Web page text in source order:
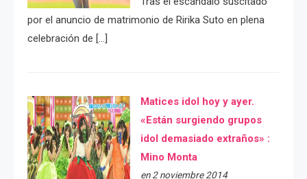
por el anuncio de matrimonio de Ririka Suto en plena
celebración de […]
Matices idol hoy y ayer.
«Están surgiendo grupos
idol demasiado extraños» :
Mino Monta
en 2 noviembre 2014